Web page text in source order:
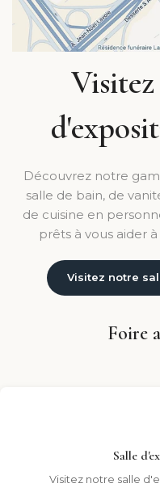
Découvrez notre
salle de bain, de
de cuisine en
prêts à vous aider
Visitez notre
Foire
Salle
Visitez notre salle